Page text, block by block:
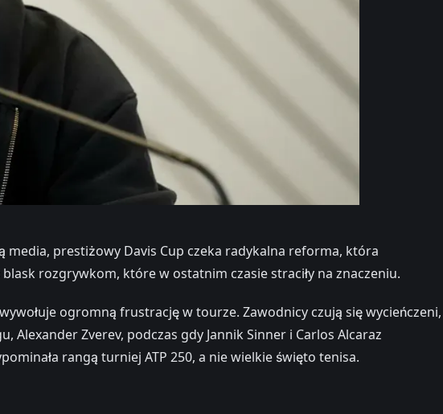
media, prestiżowy Davis Cup czeka radykalna reforma, która
rozgrywkom, które w ostatnim czasie straciły na znaczeniu.
ogromną frustrację w tourze. Zawodnicy czują się wycieńczeni,
Alexander Zverev, podczas gdy Jannik Sinner i Carlos Alcaraz
rangą turniej ATP 250, a nie wielkie święto tenisa.